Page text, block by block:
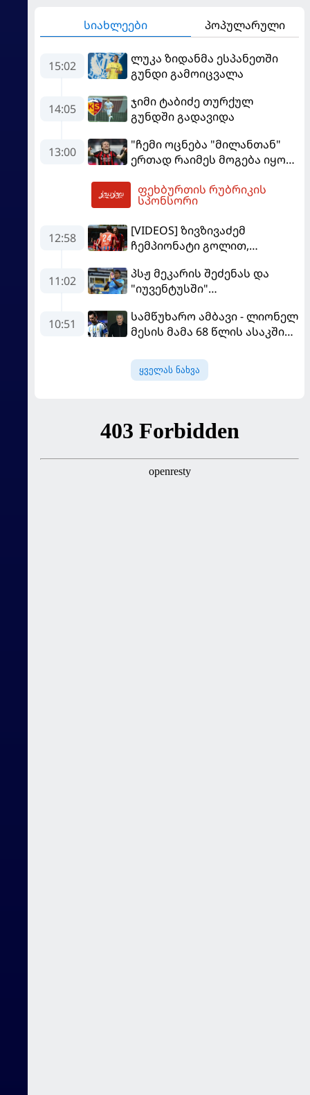
სიახლეები პოპულარული
15:02
ლუკა ზიდანმა ესპანეთში
გუნდი გამოიცვალა
14:05
ჯიმი ტაბიძე თურქულ
გუნდში გადავიდა
13:00
"ჩემი ოცნება "მილანთან"
ერთად რაიმეს მოგება იყო" -
თავის მისიაზე ისაუბრა
ფეხბურთის რუბრიკის
სპონსორი
12:58
[VIDEOS] ზივზივაძემ
ჩემპიონატი გოლით,
გამარჯვებით დაიწყო
11:02
პსჟ მეკარის შეძენას და
"იუვენტუსში"
10:51
სამწუხარო ამბავი - ლიონელ
მესის მამა 68 წლის ასაკში
ყველას ნახვა